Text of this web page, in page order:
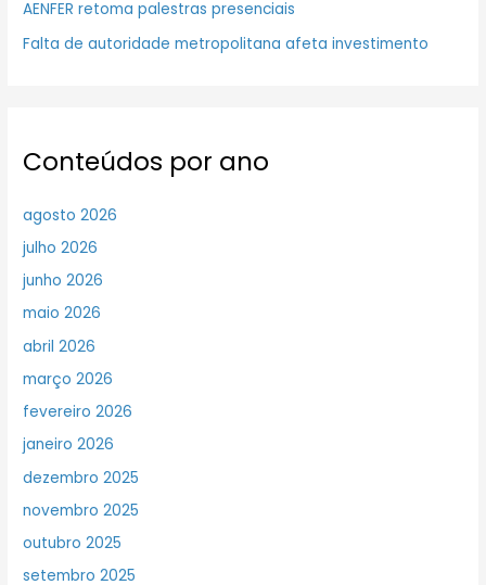
AENFER retoma palestras presenciais
Falta de autoridade metropolitana afeta investimento
Conteúdos por ano
agosto 2026
julho 2026
junho 2026
maio 2026
abril 2026
março 2026
fevereiro 2026
janeiro 2026
dezembro 2025
novembro 2025
outubro 2025
setembro 2025